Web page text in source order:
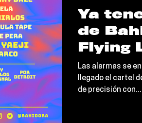
Ya
de
Flying
Yaeji,
más
Las alarmas se
llegado el cartel
de precisión con...